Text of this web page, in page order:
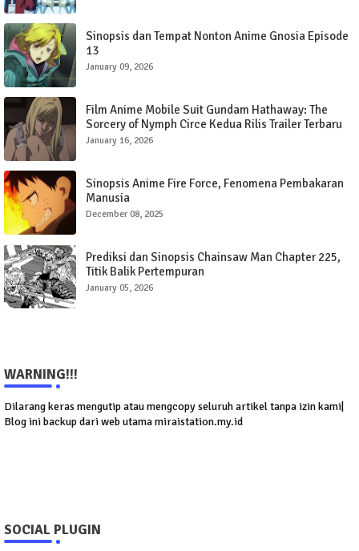
Sinopsis dan Tempat Nonton Anime Gnosia Episode
13
January 09, 2026
Film Anime Mobile Suit Gundam Hathaway: The
Sorcery of Nymph Circe Kedua Rilis Trailer Terbaru
dengan Lagu OP oleh SZA
January 16, 2026
Sinopsis Anime Fire Force, Fenomena Pembakaran
Manusia
December 08, 2025
Prediksi dan Sinopsis Chainsaw Man Chapter 225,
Titik Balik Pertempuran
January 05, 2026
WARNING!!!
Dilarang keras mengutip atau mengcopy seluruh artikel tanpa izin kami|
Blog ini backup dari web utama miraistation.my.id
SOCIAL PLUGIN